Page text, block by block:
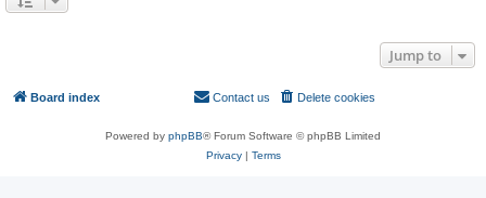
Jump to
Board index Delete cookies
Contact us
Powered by phpBB® Forum Software © phpBB Limited
Privacy| Terms